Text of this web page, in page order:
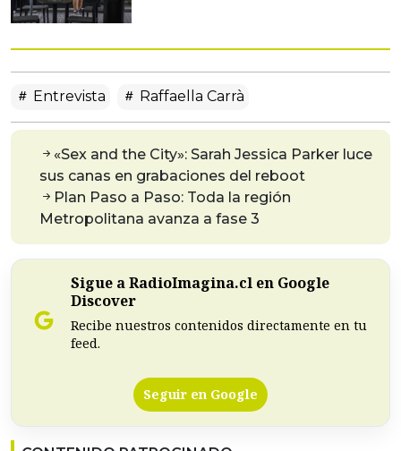
Entrevista Raffaella Carrà
«Sex and the City»: Sarah Jessica Parker luce
sus canas en grabaciones del reboot
Plan Paso a Paso: Toda la región
Metropolitana avanza a fase 3
Sigue a RadioImagina.cl en Google
Discover
Recibe nuestros contenidos directamente en tu
feed.
Seguir en Google